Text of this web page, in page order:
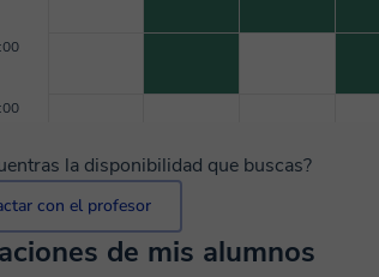
la disponibilidad que buscas?
con el profesor
de mis alumnos